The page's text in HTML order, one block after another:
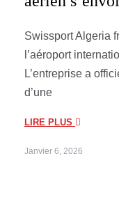
Swissport Algeria
l’aéroport
L’entreprise a
d’une
LIRE PLUS
Janvier 6, 2026